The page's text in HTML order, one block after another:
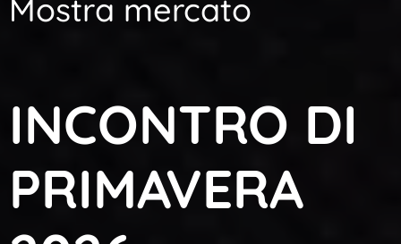
Mostra mercato
INCONTRO DI
PRIMAVERA